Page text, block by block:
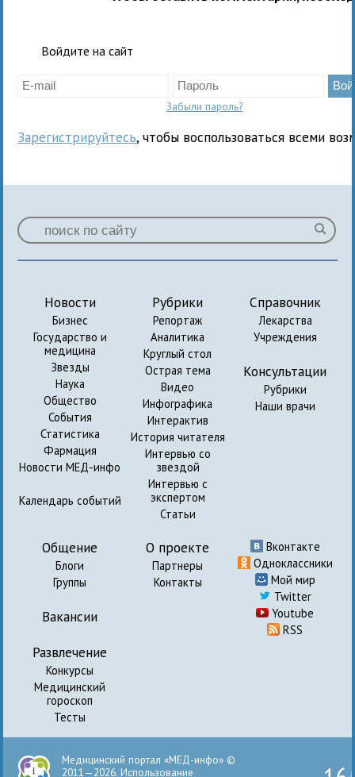
Войдите на сайт
Забыли пароль?
Зарегистрируйтесь, чтобы воспользоваться всеми
Новости
Бизнес
Государство и
медицина
Звезды
Наука
Общество
События
Статистика
Фармация
Новости МЕД-инфо
Календарь событий
Рубрики
Репортаж
Аналитика
Круглый стол
Острая тема
Видео
Инфографика
Интерактив
История читателя
Интервью со
звездой
Интервью с
экспертом
Статьи
Справочник
Лекарства
Учреждения
Консультации
Рубрики
Наши врачи
Общение
Блоги
Группы
Вакансии
Развлечение
Конкурсы
Медицинский
гороскоп
Тесты
О проекте
Партнеры
Контакты
Вконтакте
Одноклассники
Мой мир
Twitter
Youtube
RSS
Медицинский портал «МЕД-инфо» ©
2011—2026. Использование